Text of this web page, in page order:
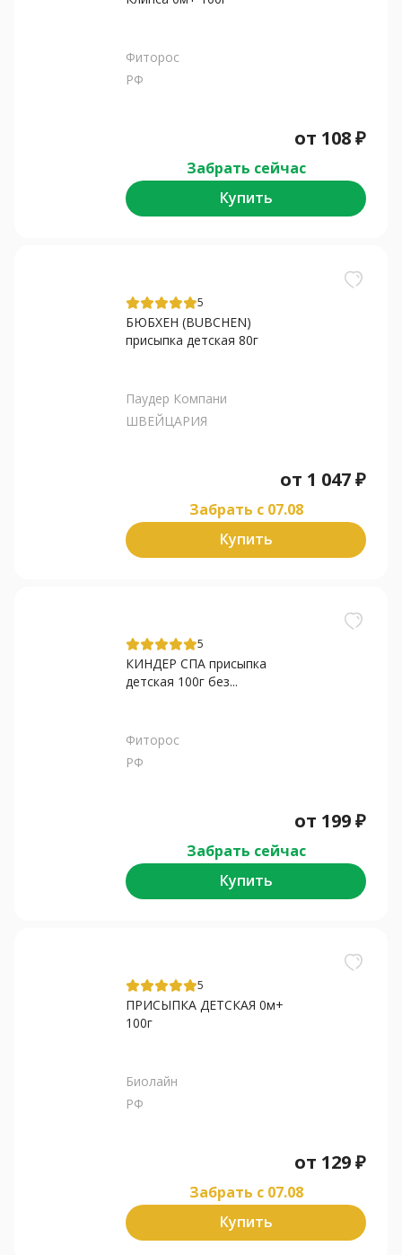
Фиторос
РФ
от 108₽
Забрать сейчас
Купить
5
БЮБХЕН (BUBCHEN)
присыпка детская 80г
Паудер Компани
ШВЕЙЦАРИЯ
от 1 047₽
Забрать c 07.08
Купить
5
КИНДЕР СПА присыпка
детская 100г без...
Фиторос
РФ
от 199₽
Забрать сейчас
Купить
5
ПРИСЫПКА ДЕТСКАЯ 0м+
100г
Биолайн
РФ
от 129₽
Забрать c 07.08
Купить